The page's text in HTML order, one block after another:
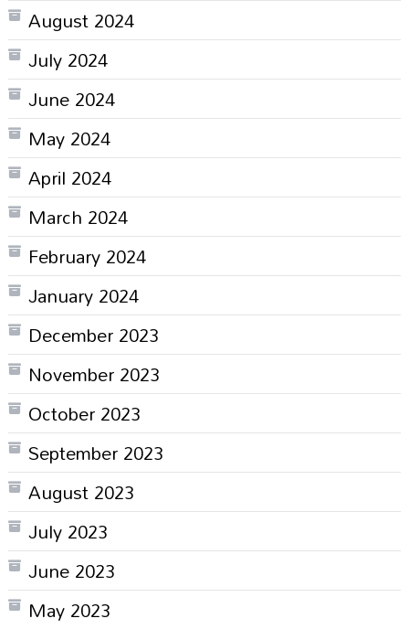
August 2024
July 2024
June 2024
May 2024
April 2024
March 2024
February 2024
January 2024
December 2023
November 2023
October 2023
September 2023
August 2023
July 2023
June 2023
May 2023